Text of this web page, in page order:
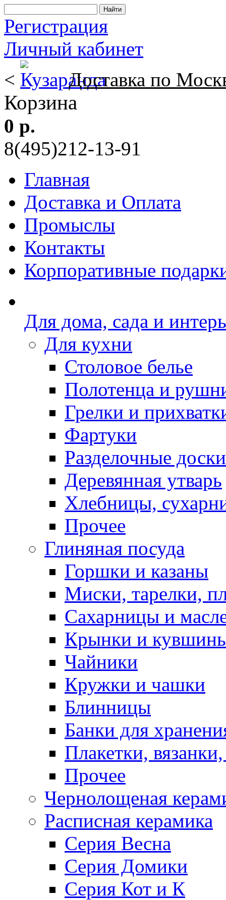
Регистрация
Личный кабинет
<
Доставка по
Корзина
0 р.
8(495)212-13-91
Главная
Доставка и Оплата
Промыслы
Контакты
Корпоративные
Для дома, сада и
Для кухни
Столовое белье
Полотенца и
Грелки и
Фартуки
Разделочные доски
Деревянная утварь
Хлебницы,
Прочее
Глиняная посуда
Горшки и казаны
Миски, тарелки,
Сахарницы и
Крынки и
Чайники
Кружки и чашки
Блинницы
Банки для
Плакетки,
Прочее
Чернолощеная
Расписная керамика
Серия Весна
Серия Домики
Серия Кот и К